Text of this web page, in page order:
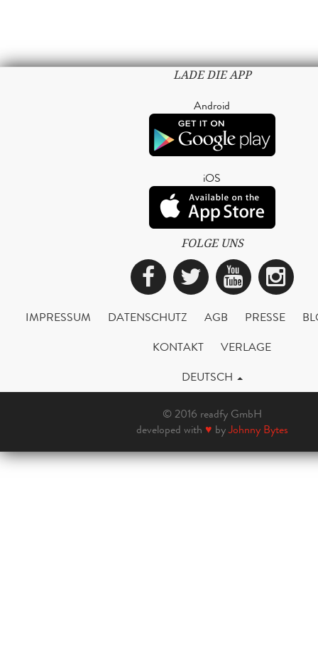
LADE DIE APP
Android
iOS
FOLGE UNS
Facebook
Twitter
IMPRESSUM DATENSCHUTZ AGB PRESSE
KONTAKT
VERLAGE
DEUTSCH
© 2016 readfy GmbH
developed with ♥ byJohnny Bytes